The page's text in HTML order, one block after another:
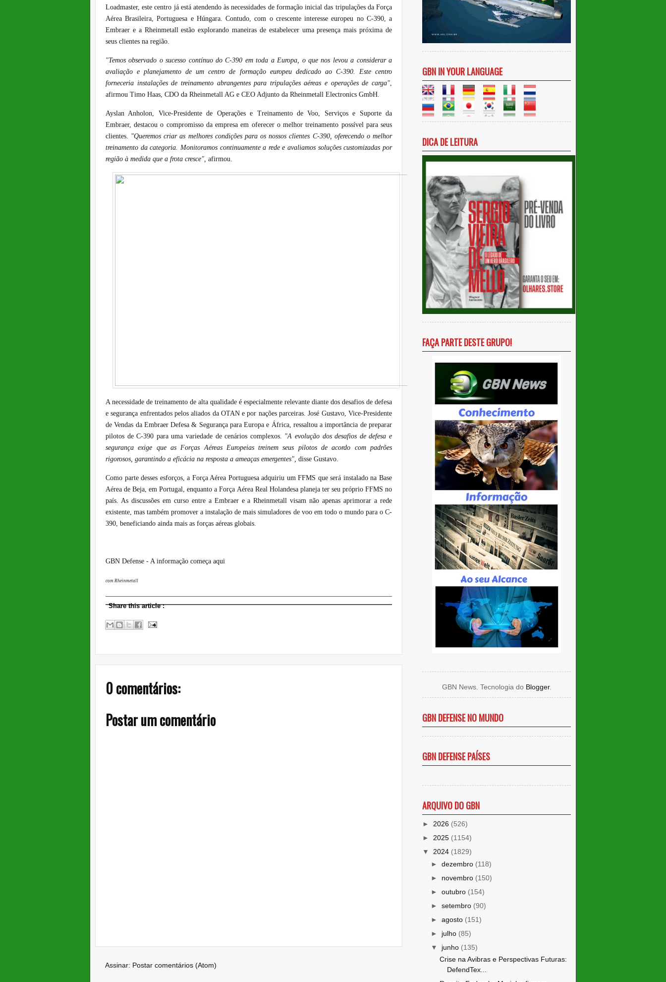
Loadmaster, este centro já está atendendo às necessidades de formação inicial das tripulações da Força
Aérea Brasileira, Portuguesa e Húngara. Contudo, com o crescente interesse europeu no C-390, a
Embraer e a Rheinmetall estão explorando maneiras de estabelecer uma presença mais próxima de
seus clientes na região.
"Temos observado o sucesso contínuo do C-390 em toda a Europa, o que nos levou a considerar a
avaliação e planejamento de um centro de formação europeu dedicado ao C-390. Este centro
forneceria instalações de treinamento abrangentes para tripulações aéreas e operações de carga"
afirmou Timo Haas, CDO da Rheinmetall AG e CEO Adjunto da Rheinmetall Electronics GmbH.
Ayslan Anholon, Vice-Presidente de Operações e Treinamento de Voo, Serviços e Suporte da
Embraer, destacou o compromisso da empresa em oferecer o melhor treinamento possível para seus
clientes. "Queremos criar as melhores condições para os nossos clientes C-390, oferecendo o melhor
treinamento da categoria. Monitoramos continuamente a rede e avaliamos soluções customizadas por
região à medida que a frota cresce", afirmou.
A necessidade de treinamento de alta qualidade é especialmente relevante diante dos desafios de defesa
e segurança enfrentados pelos aliados da OTAN e por nações parceiras. José Gustavo, Vice-Presidente
de Vendas da Embraer Defesa & Segurança para Europa e África, ressaltou a importância de preparar
pilotos de C-390 para uma variedade de cenários complexos.
"A evolução dos desafios de defesa e
segurança exige que as Forças Aéreas Europeias treinem seus pilotos de acordo com padrões
rigorosos, garantindo a eficácia na resposta a ameaças emergentes", disse Gustavo.
Como parte desses esforços, a Força Aérea Portuguesa adquiriu um FFMS que será instalado na Base
Aérea de Beja, em Portugal, enquanto a Força Aérea Real Holandesa planeja ter seu próprio FFMS no
país. As discussões em curso entre a Embraer e a Rheinmetall visam não apenas aprimorar a rede
existente, mas também promover a instalação de mais simuladores de voo em todo o mundo para o C-
390, beneficiando ainda mais as forças aéreas globais.
GBN Defense - A informação começa aqui
com Rheinmetall
Share this article:
0 comentários:
Postar um comentário
Assinar: Postar comentários (Atom)
GBN IN YOUR LANGUAGE
DICA DE LEITURA
FAÇA PARTE DESTE GRUPO!
GBN News. Tecnologia do Blogger.
GBN DEFENSE NO MUNDO
GBN DEFENSE PAÍSES
ARQUIVO DO GBN
► 2026 (526)
► 2025 (1154)
▼ 2024 (1829)
► dezembro (118)
► novembro (150)
► outubro (154)
► setembro (90)
► agosto (151)
► julho (85)
▼ junho (135)
Crise na Avibras e Perspectivas Futuras:
DefendTex...